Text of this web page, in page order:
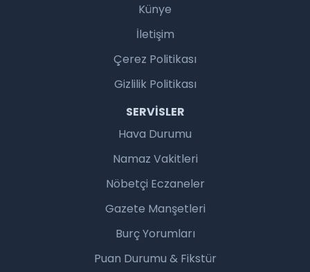
Künye
İletişim
Çerez Politikası
Gizlilik Politikası
SERVISLER
Hava Durumu
Namaz Vakitleri
Nöbetçi Eczaneler
Gazete Manşetleri
Burç Yorumları
Puan Durumu & Fikstür